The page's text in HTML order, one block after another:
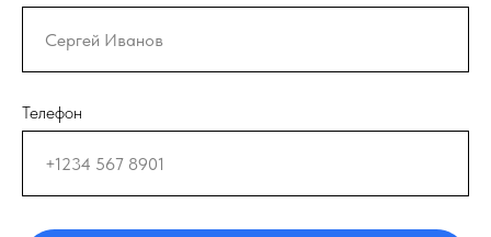
Телефон